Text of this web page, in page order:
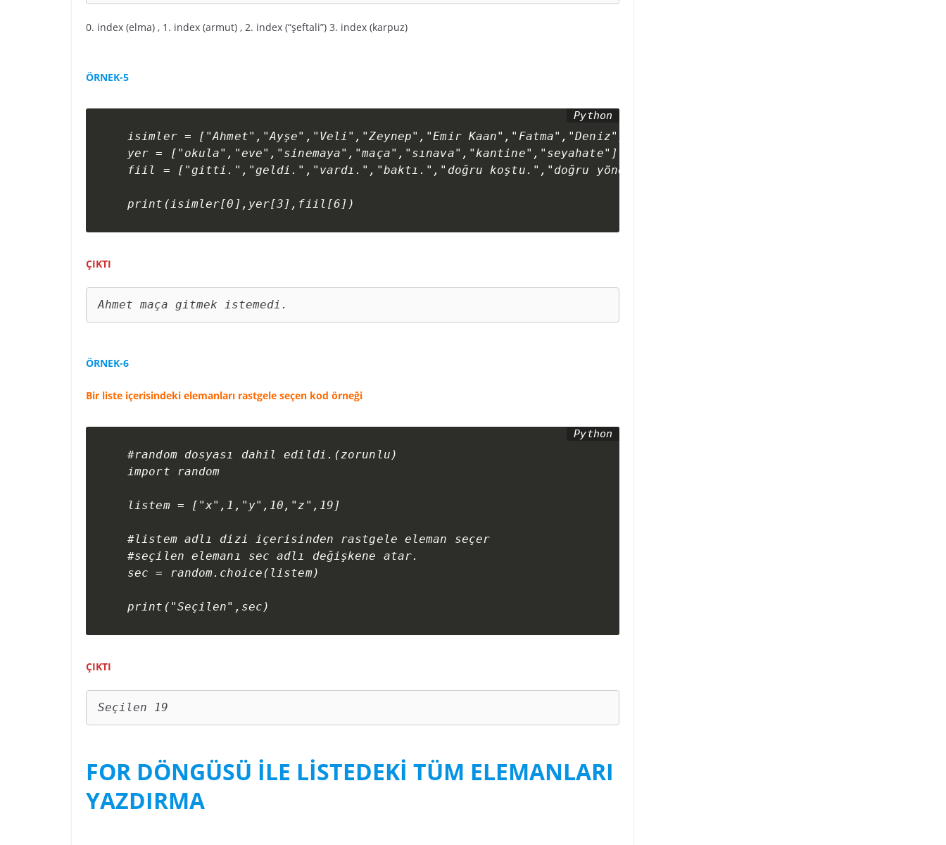
0. index (elma) , 1. index (armut) , 2. index (“şeftali”) 3. index (karpuz)
ÖRNEK-5
isimler = ["Ahmet","Ayşe","Veli","Zeynep","Emir Kaan","Fatma","Deniz"]
yer = ["okula","eve","sinemaya","maça","sınava","kantine","seyahate"]
fiil = ["gitti.","geldi.","vardı.","baktı.","doğru koştu.","doğru yöneldi.","gitmek istemedi.","gitmek istedi"]
print(isimler[0],yer[3],fiil[6])
ÇIKTI
ÖRNEK-6
Bir liste içerisindeki elemanları rastgele seçen kod örneği
#random dosyası dahil edildi.(zorunlu)
import random
listem = ["x",1,"y",10,"z",19]
#listem adlı dizi içerisinden rastgele eleman seçer
#seçilen elemanı sec adlı değişkene atar.
sec = random.choice(listem)
ÇIKTI
Seçilen 19
FOR DÖNGÜSÜ İLE LİSTEDEKİ TÜM ELEMANLARI
YAZDIRMA